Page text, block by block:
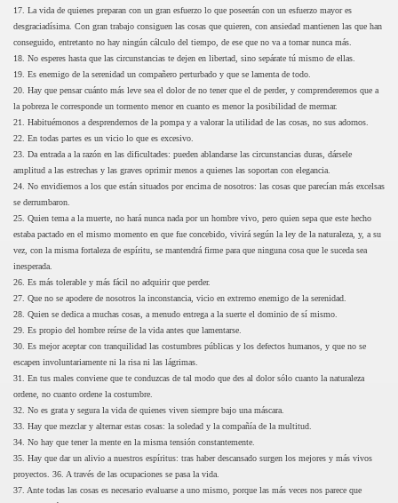
17. La vida de quienes preparan con un gran esfuerzo lo que poseerán con un esfuerzo mayor es
desgraciadísima. Con gran trabajo consiguen las cosas que quieren, con ansiedad mantienen las que han
conseguido, entretanto no hay ningún cálculo del tiempo, de ese que no va a tornar nunca más.
18. No esperes hasta que las circunstancias te dejen en libertad, sino sepárate tú mismo de ellas.
19. Es enemigo de la serenidad un compañero perturbado y que se lamenta de todo.
20. Hay que pensar cuánto más leve sea el dolor de no tener que el de perder, y comprenderemos que a
la pobreza le corresponde un tormento menor en cuanto es menor la posibilidad de mermar.
21. Habituémonos a desprendernos de la pompa y a valorar la utilidad de las cosas, no sus adornos.
22. En todas partes es un vicio lo que es excesivo.
23. Da entrada a la razón en las dificultades: pueden ablandarse las circunstancias duras, dársele
amplitud a las estrechas y las graves oprimir menos a quienes las soportan con elegancia.
24. No envidiemos a los que están situados por encima de nosotros: las cosas que parecían más excelsas
se derrumbaron.
25. Quien tema a la muerte, no hará nunca nada por un hombre vivo, pero quien sepa que este hecho
estaba pactado en el mismo momento en que fue concebido, vivirá según la ley de la naturaleza, y, a su
vez, con la misma fortaleza de espíritu, se mantendrá firme para que ninguna cosa que le suceda sea
inesperada.
26. Es más tolerable y más fácil no adquirir que perder.
27. Que no se apodere de nosotros la inconstancia, vicio en extremo enemigo de la serenidad.
28. Quien se dedica a muchas cosas, a menudo entrega a la suerte el dominio de sí mismo.
29. Es propio del hombre reírse de la vida antes que lamentarse.
30. Es mejor aceptar con tranquilidad las costumbres públicas y los defectos humanos, y que no se
escapen involuntariamente ni la risa ni las lágrimas.
31. En tus males conviene que te conduzcas de tal modo que des al dolor sólo cuanto la naturaleza
ordene, no cuanto ordene la costumbre.
32. No es grata y segura la vida de quienes viven siempre bajo una máscara.
33. Hay que mezclar y alternar estas cosas: la soledad y la compañía de la multitud.
34. No hay que tener la mente en la misma tensión constantemente.
35. Hay que dar un alivio a nuestros espíritus: tras haber descansado surgen los mejores y más vivos
proyectos. 36. A través de las ocupaciones se pasa la vida.
37. Ante todas las cosas es necesario evaluarse a uno mismo, porque las más veces nos parece que